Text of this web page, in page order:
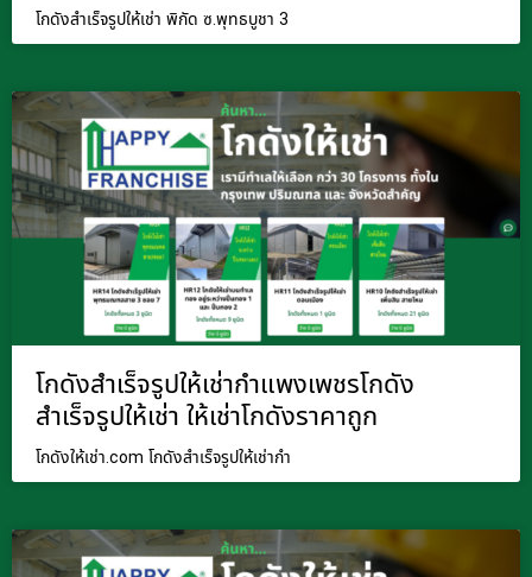
โกดังสำเร็จรูปให้เช่า พิกัด ซ.พุทธบูชา 3
โกดังสำเร็จรูปให้เช่ากำแพงเพชรโกดัง
สำเร็จรูปให้เช่า ให้เช่าโกดังราคาถูก
โกดังให้เช่า.com โกดังสำเร็จรูปให้เช่ากำ